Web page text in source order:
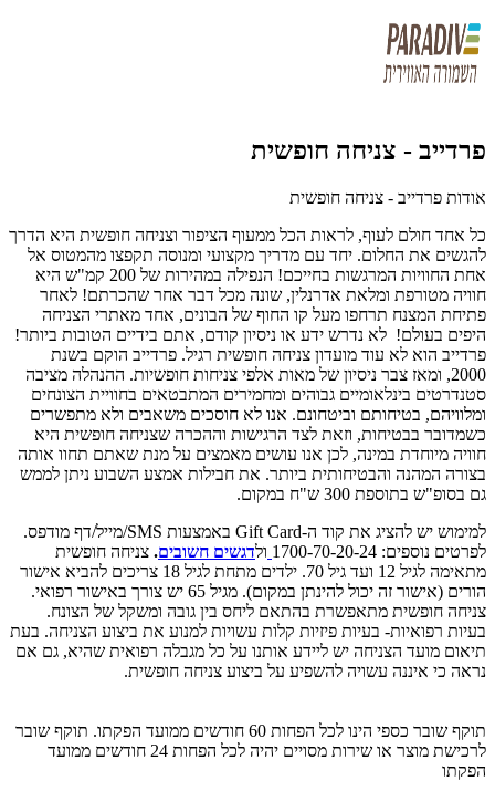
פרדייב - צניחה חופשית
אודות פרדייב - צניחה חופשית
כל אחד חולם לעוף, לראות הכל ממעוף הציפור וצניחה חופשית היא הדרך
להגשים את החלום. יחד עם מדריך מקצועי ומנוסה תקפצו מהמטוס אל
אחת החוויות המרגשות בחייכם! הנפילה במהירות של 200 קמ"ש היא
חוויה מטורפת ומלאת אדרנלין, שונה מכל דבר אחר שהכרתם! לאחר
פתיחת המצנח תרחפו מעל קו החוף של הבונים, אחד מאתרי הצניחה
היפים בעולם! לא נדרש ידע או ניסיון קודם, אתם בידיים הטובות ביותר!
פרדייב הוא לא עוד מועדון צניחה חופשית רגיל. פרדייב הוקם בשנת
2000, ומאז צבר ניסיון של מאות אלפי צניחות חופשיות. ההנהלה מציבה
סטנדרטים בינלאומיים גבוהים ומחמירים המתבטאים בחוויית הצונחים
ומלוויהם, בטיחותם וביטחונם. אנו לא חוסכים משאבים ולא מתפשרים
כשמדובר בבטיחות, וזאת לצד הרגישות וההכרה שצניחה חופשית היא
חוויה מיוחדת במינה, לכן אנו עושים מאמצים על מנת שאתם תחוו אותה
בצורה המהנה והבטיחותית ביותר. את חבילות אמצע השבוע ניתן לממש
גם בסופ"ש בתוספת 300 ש"ח במקום.
למימוש יש להציג את קוד ה-Gift Card באמצעות SMS/מייל/דף מודפס.
לפרטים נוספים: 1700-70-20-24
ולדגשים חשובים. צניחה חופשית
מתאימה לגיל 12 ועד גיל 70. ילדים מתחת לגיל 18 צריכים להביא אישור
הורים (אישור זה יכול להינתן במקום). מגיל 65 יש צורך באישור רפואי.
צניחה חופשית מתאפשרת בהתאם ליחס בין גובה ומשקל של הצונח.
בעיות רפואיות- בעיות פיזיות קלות עשויות למנוע את ביצוע הצניחה. בעת
תיאום מועד הצניחה יש ליידע אותנו על כל מגבלה רפואית שהיא, גם אם
נראה כי איננה עשויה להשפיע על ביצוע צניחה חופשית.
תוקף שובר כספי הינו לכל הפחות 60 חודשים ממועד הפקתו. תוקף שובר
לרכישת מוצר או שירות מסויים יהיה לכל הפחות 24 חודשים ממועד
הפקתו